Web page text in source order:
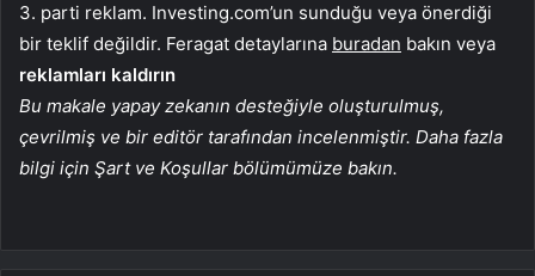
3. parti reklam. Investing.com’un sunduğu veya önerdiği
bir teklif değildir. Feragat detaylarına buradan bakın veya
reklamları kaldırın
Bu makale yapay zekanın desteğiyle oluşturulmuş,
çevrilmiş ve bir editör tarafından incelenmiştir. Daha fazla
bilgi için Şart ve Koşullar bölümümüze bakın.